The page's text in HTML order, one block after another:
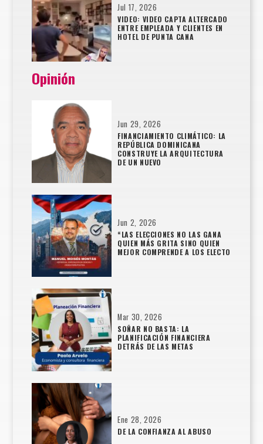
Jul 17, 2026
VIDEO: VIDEO CAPTA ALTERCADO
ENTRE EMPLEADA Y CLIENTES EN
HOTEL DE PUNTA CANA
Opinión
Jun 29, 2026
FINANCIAMIENTO CLIMÁTICO: LA
REPÚBLICA DOMINICANA
CONSTRUYE LA ARQUITECTURA
DE UN NUEVO
Jun 2, 2026
“LAS ELECCIONES NO LAS GANA
QUIEN MÁS GRITA SINO QUIEN
MEJOR COMPRENDE A LOS ELECTO
Mar 30, 2026
SOÑAR NO BASTA: LA
PLANIFICACIÓN FINANCIERA
DETRÁS DE LAS METAS
Ene 28, 2026
DE LA CONFIANZA AL ABUSO